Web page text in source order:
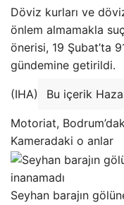
Döviz kurları ve
önlem almamakla
önerisi, 19 Şubat’ta
gündemine getirildi.
(IHA) Bu içerik
Motoriat,
Kameradaki o anlar
Seyhan barajın